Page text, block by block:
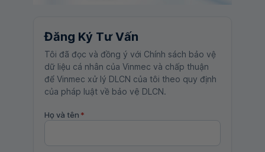
Đăng Ký Tư Vấn
Tôi đã đọc và đồng ý với Chính sách bảo vệ
dữ liệu cá nhân của Vinmec và chấp thuận
để Vinmec xử lý DLCN của tôi theo quy định
của pháp luật về bảo vệ DLCN.
Họ và tên *